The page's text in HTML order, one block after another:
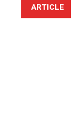
ARTICLE